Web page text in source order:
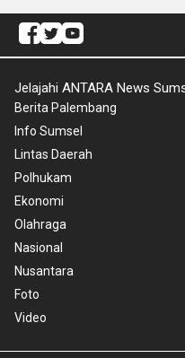
Jelajahi ANTARA News
Berita Palembang
Info Sumsel
Lintas Daerah
Polhukam
Ekonomi
Olahraga
Nasional
Nusantara
Foto
Video